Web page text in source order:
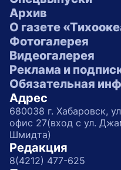
Архив
О газете
Фотогалерея
Видеогалерея
Реклама и
Обязательная
Адрес
680038 г. Хабаровск,
офис 27(вход с ул.
Шмидта)
Редакция
8(4212) 477-625